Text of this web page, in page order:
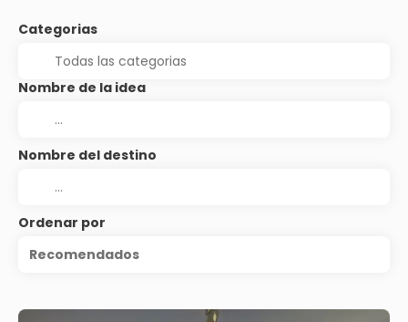
Categorias
Nombre de la idea
Nombre del destino
Ordenar por
Recomendados